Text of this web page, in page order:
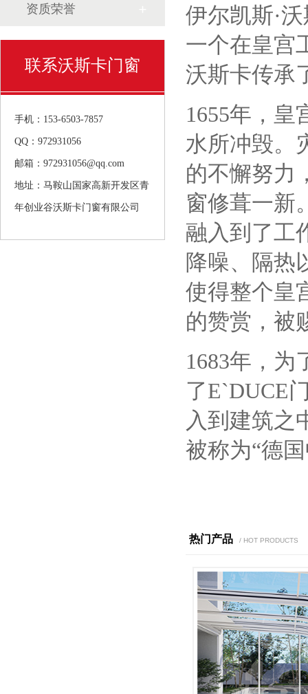
伊尔凯斯·
一个在皇宫
沃斯卡传承
1655年，
水所冲毁。
的不懈努力
窗修葺一新
融入到了工
降噪、隔热
使得整个皇
的赞赏，被
1683年，为
了E`DUCE
入到建筑之
被称为“德
热门产品 / HOT PRODUCTS
资质荣誉
联系沃斯卡门窗
手机：153-6503-7857
QQ：972931056
邮箱：972931056@qq.com
地址：马鞍山国家高新开发区青
年创业谷沃斯卡门窗有限公司